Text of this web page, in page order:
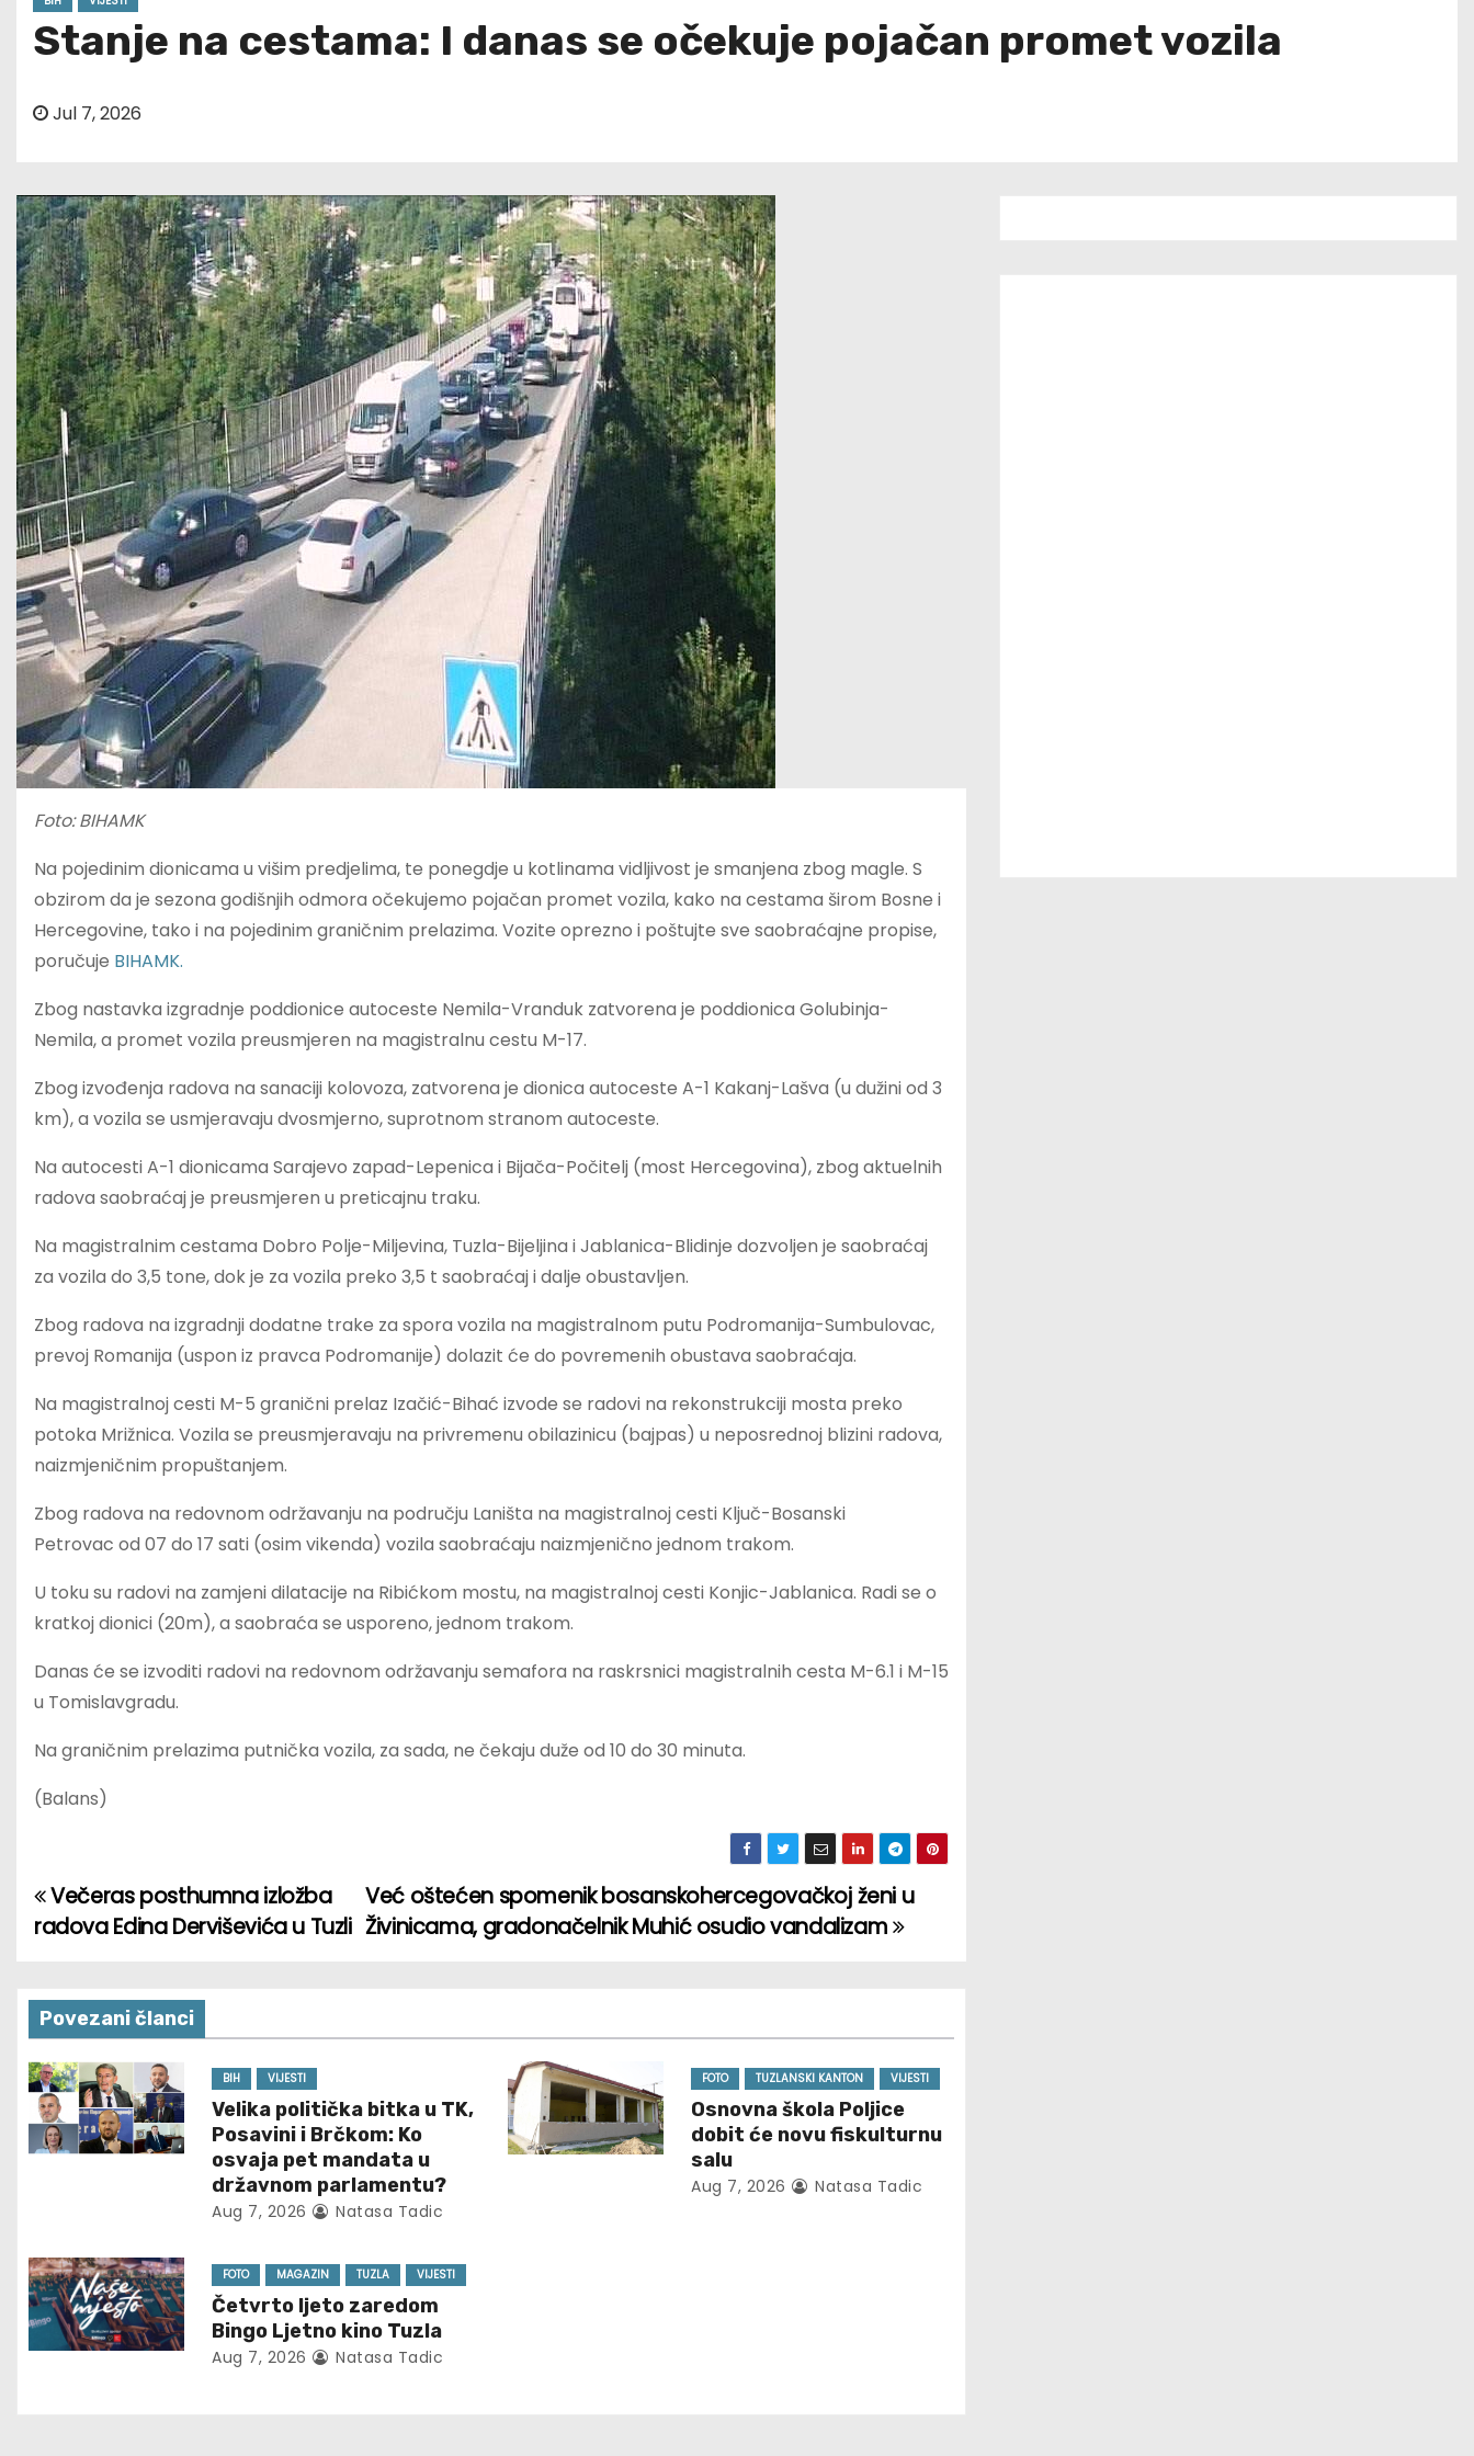
Stanje na cestama: I danas se očekuje pojačan promet vozila
Jul 7, 2026
Foto: BIHAMK
Na pojedinim dionicama u višim predjelima, te ponegdje u kotlinama vidljivost je smanjena zbog magle. S
obzirom da je sezona godišnjih odmora očekujemo pojačan promet vozila, kako na cestama širom Bosne i
Hercegovine, tako i na pojedinim graničnim prelazima. Vozite oprezno i poštujte sve saobraćajne propise,
poručuje BIHAMK.
Zbog nastavka izgradnje poddionice autoceste Nemila-Vranduk zatvorena je poddionica Golubinja-
Nemila, a promet vozila preusmjeren na magistralnu cestu M-17.
Zbog izvođenja radova na sanaciji kolovoza, zatvorena je dionica autoceste A-1 Kakanj-Lašva (u dužini od 3
km), a vozila se usmjeravaju dvosmjerno, suprotnom stranom autoceste.
Na autocesti A-1 dionicama Sarajevo zapad-Lepenica i Bijača-Počitelj (most Hercegovina), zbog aktuelnih
radova saobraćaj je preusmjeren u preticajnu traku.
Na magistralnim cestama Dobro Polje-Miljevina, Tuzla-Bijeljina i Jablanica-Blidinje dozvoljen je saobraćaj
za vozila do 3,5 tone, dok je za vozila preko 3,5 t saobraćaj i dalje obustavljen.
Zbog radova na izgradnji dodatne trake za spora vozila na magistralnom putu Podromanija-Sumbulovac,
prevoj Romanija (uspon iz pravca Podromanije) dolazit će do povremenih obustava saobraćaja.
Na magistralnoj cesti M-5 granični prelaz Izačić-Bihać izvode se radovi na rekonstrukciji mosta preko
potoka Mrižnica. Vozila se preusmjeravaju na privremenu obilazinicu (bajpas) u neposrednoj blizini radova,
naizmjeničnim propuštanjem.
Zbog radova na redovnom održavanju na području Laništa na magistralnoj cesti Ključ-Bosanski
Petrovac od 07 do 17 sati (osim vikenda) vozila saobraćaju naizmjenično jednom trakom.
U toku su radovi na zamjeni dilatacije na Ribićkom mostu, na magistralnoj cesti Konjic-Jablanica. Radi se o
kratkoj dionici (20m), a saobraća se usporeno, jednom trakom.
Danas će se izvoditi radovi na redovnom održavanju semafora na raskrsnici magistralnih cesta M-6.1 i M-15
u Tomislavgradu.
Na graničnim prelazima putnička vozila, za sada, ne čekaju duže od 10 do 30 minuta.
(Balans)
P
s
t
n
a
g
a
Već oštećen spomenik bosanskohercegovačkoj ženi u
Živinicama, gradonačelnik Muhić osudio vandalizam
Večeras posthumna izložba
radova Edina Derviševića u Tuzli
Povezani članci
BIH VIJESTI
Velika politička bitka u TK,
Posavini i Brčkom: Ko
osvaja pet mandata u
državnom parlamentu?
Aug 7, 2026 Natasa Tadic
FOTO TUZLANSKI KANTON VIJESTI
Osnovna škola Poljice
dobit će novu fiskulturnu
salu
Aug 7, 2026 Natasa Tadic
FOTO MAGAZIN TUZLA VIJESTI
Četvrto ljeto zaredom
Bingo Ljetno kino Tuzla
Aug 7, 2026 Natasa Tadic